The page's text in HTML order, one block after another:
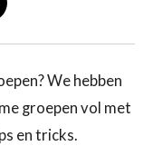
We hebben
groepen vol met
en tricks.